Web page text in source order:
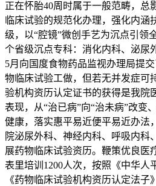
正在怀胎40周时属于一般范畴，总
临床试验的规范化办理，强化内涵
级，以“腔镜”微创手艺为沉点引领
个省级沉点专科：消化内科、泌尿
5月向国度食物药品监视办理局提
物临床试验工做，但若无并发症可
验机构资历认定证书的获得是我院
表现，从“治已病”向“治未病”改变
健康，落实惠平易近便平易近办法
院泌尿外科、神经内科、呼吸内科
展药物临床试验资历。鞭策优良医
表里培训1200人次，按照《中华人
《药物临床试验机构资历认定法